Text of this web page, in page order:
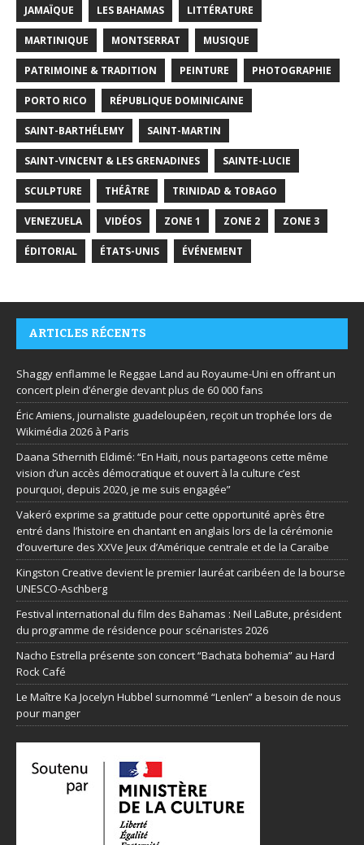
JAMAÏQUE LES BAHAMAS LITTÉRATURE
MARTINIQUE MONTSERRAT MUSIQUE
PATRIMOINE & TRADITION PEINTURE PHOTOGRAPHIE
PORTO RICO RÉPUBLIQUE DOMINICAINE
SAINT-BARTHÉLEMY SAINT-MARTIN
SAINT-VINCENT & LES GRENADINES SAINTE-LUCIE
SCULPTURE THÉÂTRE TRINIDAD & TOBAGO
VENEZUELA VIDÉOS ZONE 1 ZONE 2 ZONE 3
ÉDITORIAL ÉTATS-UNIS ÉVÉNEMENT
ARTICLES RÉCENTS
Shaggy enflamme le Reggae Land au Royaume-Uni en offrant un
concert plein d’énergie devant plus de 60 000 fans
Éric Amiens, journaliste guadeloupéen, reçoit un trophée lors de
Wikimédia 2026 à Paris
Daana Sthernith Eldimé: “En Haïti, nous partageons cette même
vision d’un accès démocratique et ouvert à la culture c’est
pourquoi, depuis 2020, je me suis engagée”
Vakeró exprime sa gratitude pour cette opportunité après être
entré dans l’histoire en chantant en anglais lors de la cérémonie
d’ouverture des XXVe Jeux d’Amérique centrale et de la Caraïbe
Kingston Creative devient le premier lauréat caribéen de la bourse
UNESCO-Aschberg
Festival international du film des Bahamas : Neil LaBute, président
du programme de résidence pour scénaristes 2026
Nacho Estrella présente son concert “Bachata bohemia” au Hard
Rock Café
Le Maître Ka Jocelyn Hubbel surnommé “Lenlen” a besoin de nous
pour manger